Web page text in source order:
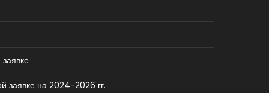
заявке на 2024-2026 гг.